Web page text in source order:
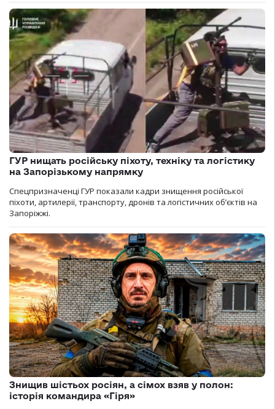
ГУР нищать російську піхоту, техніку та логістику
на Запорізькому напрямку
Спецпризначенці ГУР показали кадри знищення російської
піхоти, артилерії, транспорту, дронів та логістичних об’єктів на
Запоріжжі.
Знищив шістьох росіян, а сімох взяв у полон:
історія командира «Гіря»